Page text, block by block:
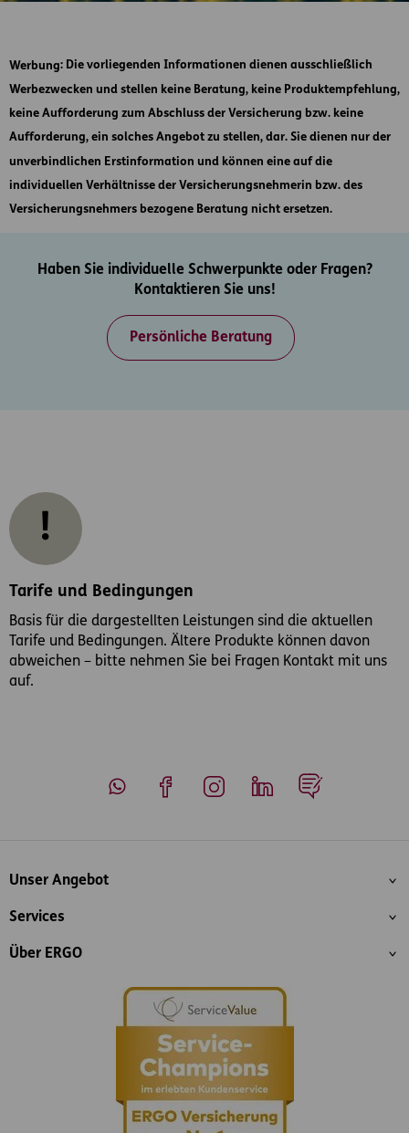
Werbung: Die vorliegenden Informationen dienen ausschließlich
Werbezwecken und stellen keine Beratung, keine Produktempfehlung,
keine Aufforderung zum Abschluss der Versicherung bzw. keine
Aufforderung, ein solches Angebot zu stellen, dar. Sie dienen nur der
unverbindlichen Erstinformation und können eine auf die
individuellen Verhältnisse der Versicherungsnehmerin bzw. des
Versicherungsnehmers bezogene Beratung nicht ersetzen.
Haben Sie individuelle Schwerpunkte oder Fragen?
Kontaktieren Sie uns!
Persönliche Beratung
Tarife und Bedingungen
Basis für die dargestellten Leistungen sind die aktuellen
Tarife und Bedingungen. Ältere Produkte können davon
abweichen – bitte nehmen Sie bei Fragen Kontakt mit uns
auf.
Inhaltsübersicht
Unser Angebot
Services
Über ERGO